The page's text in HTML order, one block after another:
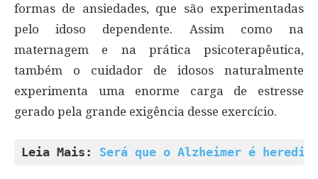
formas de ansiedades, que são experimentadas
pelo idoso dependente. Assim como na
maternagem e na prática psicoterapêutica,
também o cuidador de idosos naturalmente
experimenta uma enorme carga de estresse
gerado pela grande exigência desse exercício.
Leia Mais: Será que o Alzheimer é